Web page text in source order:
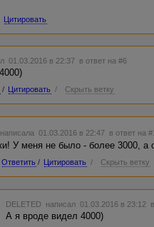
Цитировать
01.03.2016 в 22:37 в ответ на #6
/ Цитировать / Скрыть ветку
написала 01.03.2016 в 22:47 в ответ на
У меня не было - более 3000, а
Ответить / Цитировать / Скрыть ветку
DELETED написал 01.03.2016 в 23:12
А я вроде видел 4000)